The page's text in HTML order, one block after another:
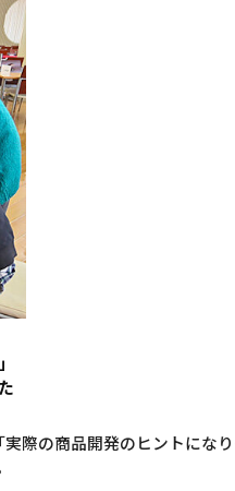
際の商品開発のヒントにな